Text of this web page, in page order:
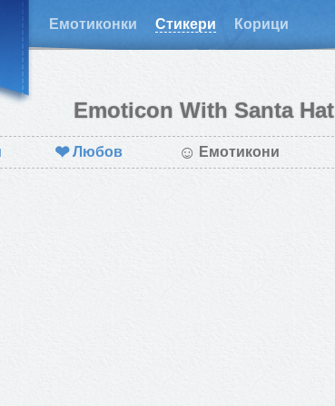
Емотиконки Стикери Корици
Emoticon With Santa Hat
❤Любов ☺ Емотикони